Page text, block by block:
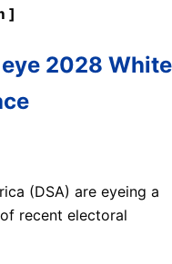
]
2028 White
(DSA) are eyeing a
recent electoral